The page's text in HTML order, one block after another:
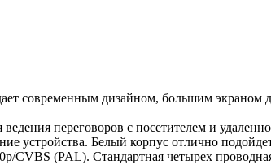
современным дизайном, большим экраном
переговоров с посетителем и
устройства. Белый корпус отлично
CVBS (PAL). Стандартная четырех